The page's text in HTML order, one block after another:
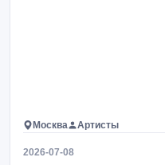
Москва Артисты
2026-07-08